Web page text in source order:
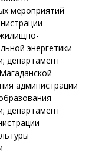
мероприятий
энергетики
департамент
администрации
департамент